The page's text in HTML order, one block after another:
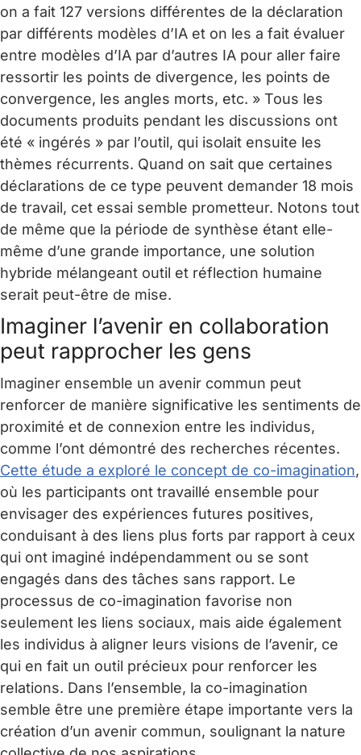
on a fait 127 versions différentes de la déclaration
par différents modèles d’IA et on les a fait évaluer
entre modèles d’IA par d’autres IA pour aller faire
ressortir les points de divergence, les points de
convergence, les angles morts, etc. » Tous les
documents produits pendant les discussions ont
été « ingérés » par l’outil, qui isolait ensuite les
thèmes récurrents. Quand on sait que certaines
déclarations de ce type peuvent demander 18 mois
de travail, cet essai semble prometteur. Notons tout
de même que la période de synthèse étant elle-
même d’une grande importance, une solution
hybride mélangeant outil et réflection humaine
serait peut-être de mise.
Imaginer l’avenir en collaboration
peut rapprocher les gens
Imaginer ensemble un avenir commun peut
renforcer de manière significative les sentiments de
proximité et de connexion entre les individus,
comme l’ont démontré des recherches récentes.
Cette étude a exploré le concept de co-imagination,
où les participants ont travaillé ensemble pour
envisager des expériences futures positives,
conduisant à des liens plus forts par rapport à ceux
qui ont imaginé indépendamment ou se sont
engagés dans des tâches sans rapport. Le
processus de co-imagination favorise non
seulement les liens sociaux, mais aide également
les individus à aligner leurs visions de l’avenir, ce
qui en fait un outil précieux pour renforcer les
relations. Dans l’ensemble, la co-imagination
semble être une première étape importante vers la
création d’un avenir commun, soulignant la nature